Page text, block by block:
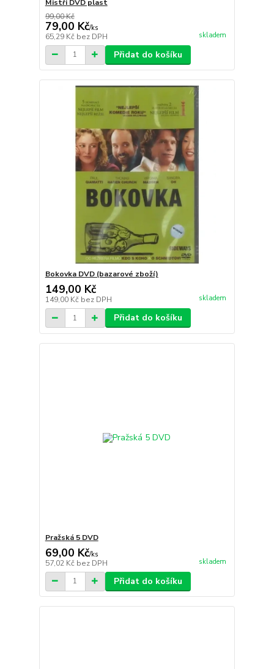
Mistři DVD plast
99,00 Kč
79,00 Kč/ks
65,29 Kč bez DPH skladem
Přidat do košíku
Bokovka DVD (bazarové zboží)
149,00 Kč
149,00 Kč bez DPH skladem
Přidat do košíku
Pražská 5 DVD
69,00 Kč/ks
57,02 Kč bez DPH skladem
Přidat do košíku